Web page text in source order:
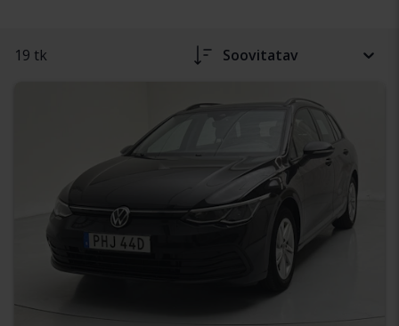
19 tk Soovitatav